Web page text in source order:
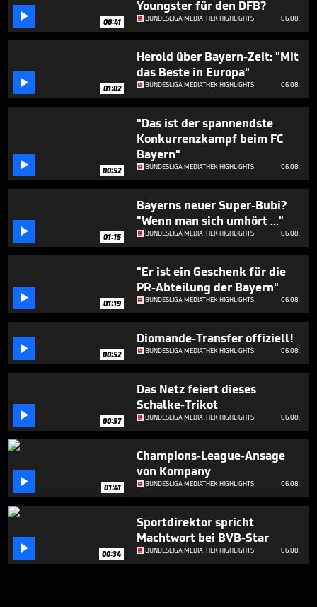
1
minute,
15
seconds
 00:41
Youngster für den DFB?
BUNDESLIGA MEDIATHEK HIGHLIGHTS 06.08.
 01:02
Herold über Bayern-Zeit: "Mit
das Beste in Europa"
BUNDESLIGA MEDIATHEK HIGHLIGHTS 06.08.
 00:52
"Das ist der spannendste
Konkurrenzkampf beim FC
Bayern"
BUNDESLIGA MEDIATHEK HIGHLIGHTS 06.08.
 01:15
Bayerns neuer Super-Bubi?
"Wenn man sich umhört ..."
BUNDESLIGA MEDIATHEK HIGHLIGHTS 06.08.
 01:19
"Er ist ein Geschenk für die
PR-Abteilung der Bayern"
BUNDESLIGA MEDIATHEK HIGHLIGHTS 06.08.
 00:52
Diomande-Transfer offiziell!
BUNDESLIGA MEDIATHEK HIGHLIGHTS 06.08.
 00:57
Das Netz feiert dieses
Schalke-Trikot
BUNDESLIGA MEDIATHEK HIGHLIGHTS 06.08.
 01:41
Champions-League-Ansage
von Kompany
BUNDESLIGA MEDIATHEK HIGHLIGHTS 06.08.
 00:34
Sportdirektor spricht
Machtwort bei BVB-Star
BUNDESLIGA MEDIATHEK HIGHLIGHTS 06.08.